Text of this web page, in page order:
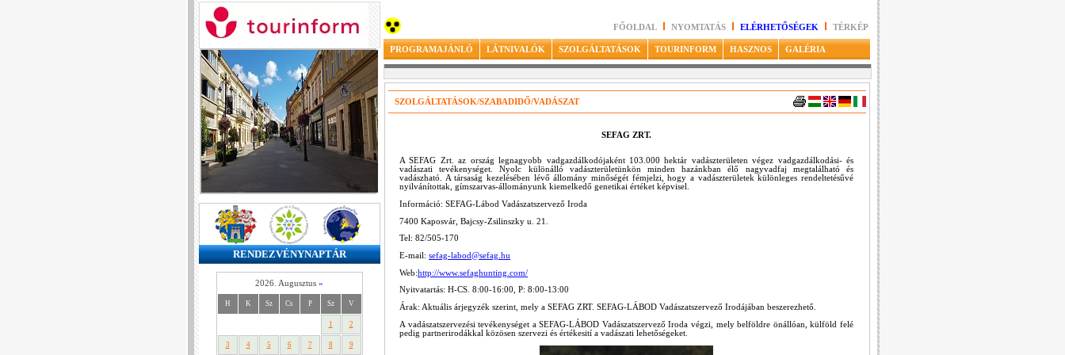
RENDEZVÉNYNAPTÁR
2026. Augusztus »
H K Sz Cs P Sz V
1 2
3 4 5 6 7 8 9
FŐOLDAL NYOMTATÁS ELÉRHETŐSÉGEK TÉRKÉP
PROGRAMAJÁNLÓ LÁTNIVALÓK SZOLGÁLTATÁSOK TOURINFORM HASZNOS GALÉRIA
SZOLGÁLTATÁSOK/SZABADIDŐ/VADÁSZAT
SEFAG ZRT.
A SEFAG Zrt. az ország legnagyobb vadgazdálkodójaként 103.000 hektár vadászterületen végez vadgazdálkodási- és
vadászati tevékenységet. Nyolc különálló vadászterületünkön minden hazánkban élő nagyvadfaj megtalálható és
vadászható. A társaság kezelésében lévő állomány minőségét fémjelzi, hogy a vadászterületek különleges rendeltetésűvé
nyilvánítottak, gímszarvas-állományunk kiemelkedő genetikai értéket képvisel.
Információ: SEFAG-Lábod Vadászatszervező Iroda
7400 Kaposvár, Bajcsy-Zsilinszky u. 21.
Tel: 82/505-170
E-mail: sefag-labod@sefag.hu
Web:http://www.sefaghunting.com/
Nyitvatartás: H-CS. 8:00-16:00, P: 8:00-13:00
Árak: Aktuális árjegyzék szerint, mely a SEFAG ZRT. SEFAG-LÁBOD Vadászatszervező Irodájában beszerezhető.
A vadászatszervezési tevékenységet a SEFAG-LÁBOD Vadászatszervező Iroda végzi, mely belföldre önállóan, külföld felé
pedig partnerirodákkal közösen szervezi és értékesití a vadászati lehetőségeket.